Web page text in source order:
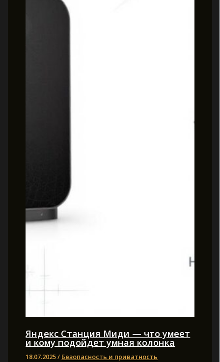
Яндекс Станция Миди — что умеет
и кому подойдет умная колонка
18.07.2025/ Безопасность и приватность